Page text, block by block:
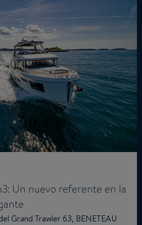
Un nuevo referente en la
Grand Trawler 63, BENETEAU